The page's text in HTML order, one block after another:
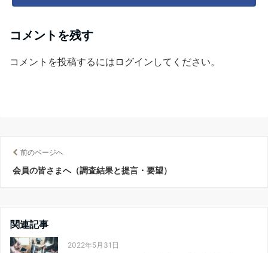
コメントを残す
コメントを投稿するには ログイン してください。
前のページへ
会員の皆さまへ（調査結果と提言・要望）
関連記事
2022年5月31日